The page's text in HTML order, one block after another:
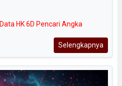
Data HK 6D Pencari Angka
Selengkapnya